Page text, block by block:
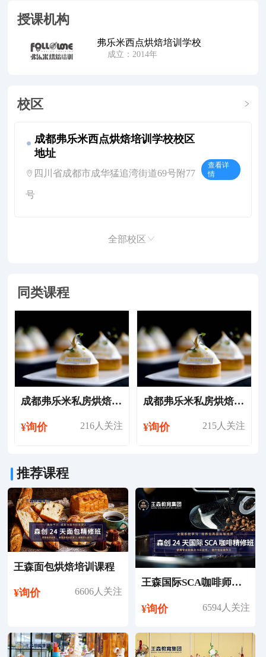
授课机构
弗乐米西点烘焙培训学校
成立：2014年
校区
成都弗乐米西点烘焙培训学校校区
地址
四川省成都市成华猛追湾街道69号附77
号
查看详
情
全部校区
同类课程
成都弗乐米私房烘焙创业班
¥询价 216人关注
成都弗乐米私房烘焙就业班
¥询价 215人关注
推荐课程
王森面包烘焙培训课程
¥询价 6606人关注
王森国际SCA咖啡师考证培训课程
¥询价 6594人关注